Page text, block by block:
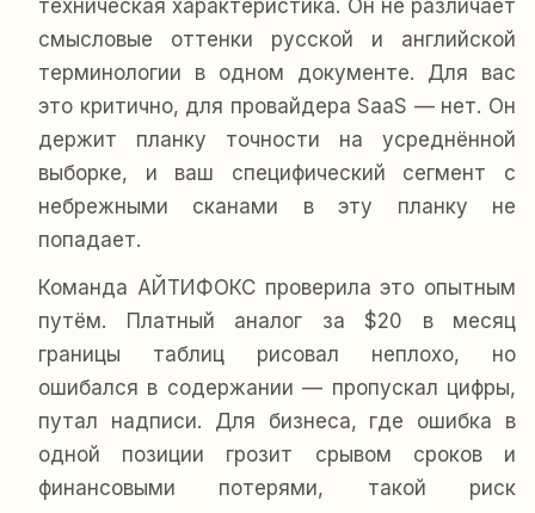
техническая характеристика. Он не различает
смысловые оттенки русской и английской
терминологии в одном документе. Для вас
это критично, для провайдера SaaS — нет. Он
держит планку точности на усреднённой
выборке, и ваш специфический сегмент с
небрежными сканами в эту планку не
попадает.
Команда АЙТИФОКС проверила это опытным
путём. Платный аналог за $20 в месяц
границы таблиц рисовал неплохо, но
ошибался в содержании — пропускал цифры,
путал надписи. Для бизнеса, где ошибка в
одной позиции грозит срывом сроков и
финансовыми потерями, такой риск